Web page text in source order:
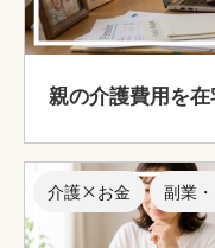
親の介護費用を
介護×お金 副業